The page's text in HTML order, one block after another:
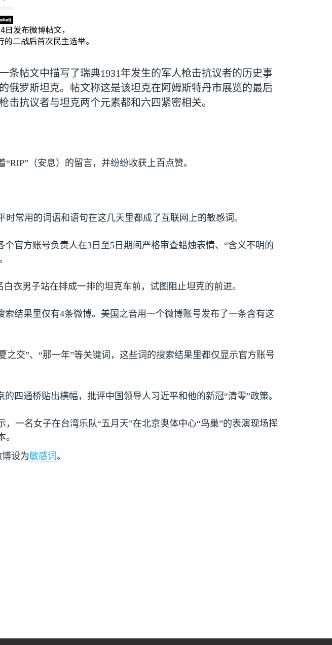
发布微博帖文，
二战后首次民主选举。
条帖文中描写了瑞典1931年发生的军人枪击抗议者的历史事
俄罗斯坦克。帖文称这是该坦克在阿姆斯特丹市展览的最后
抗议者与坦克两个元素都和六四紧密相关。
“RIP”（安息）的留言，并纷纷收获上百点赞。
常用的词语和语句在这几天里都成了互联网上的敏感词。
个官方账号负责人在3 日至5 日期间严格审查蜡烛表情、“含义不明的
衣男子站在排成一排的坦克车前，试图阻止坦克的前进。
索结果里仅有4条微博。美国之音用一个微博账号发布了一条含有这
之交”、“那一年”等关键词，这些词的搜索结果里都仅显示官方账号
的四通桥贴出横幅，批评中国领导人习近平和他的新冠“清零”政策。
一名女子在台湾乐队“五月天”在北京奥体中心“鸟巢”的表演现场挥
博设为敏感词 。